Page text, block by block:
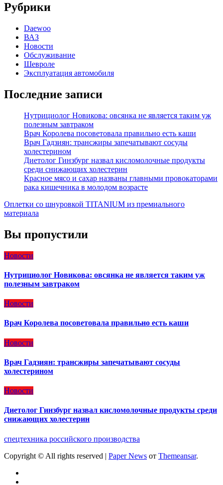
Рубрики
Daewoo
ВАЗ
Новости
Обслуживание
Шевроле
Эксплуатация автомобиля
Последние записи
Нутрициолог Новикова: овсянка не является таким уж
полезным завтраком
Врач Королева посоветовала правильно есть каши
Врач Гадзиян: трансжиры запечатывают сосуды
холестерином
Диетолог Гинзбург назвал кисломолочные продукты
среди снижающих холестерин
Красное мясо и сахар названы главными провокаторами
рака кишечника в молодом возрасте
Оплетки со шнуровкой TITANIUM из премиального
материала
Вы пропустили
Новости
Нутрициолог Новикова: овсянка не является таким уж
полезным завтраком
Новости
Врач Королева посоветовала правильно есть каши
Новости
Врач Гадзиян: трансжиры запечатывают сосуды
холестерином
Новости
Диетолог Гинзбург назвал кисломолочные продукты среди
снижающих холестерин
спецтехника российского производства
Copyright © All rights reserved | Paper News от Themeansar.